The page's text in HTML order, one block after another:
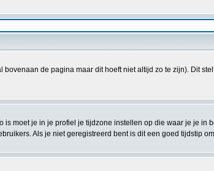
bovenaan de pagina maar dit hoeft niet altijd zo te zijn). Dit
moet je in je profiel je tijdzone instellen op die waar je je in
Als je niet geregistreerd bent is dit een goed tijdstip